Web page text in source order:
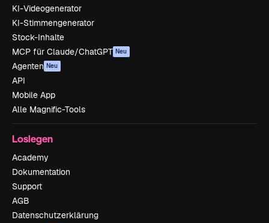
KI-Videogenerator
KI-Stimmengenerator
Stock-Inhalte
MCP für Claude/ChatGPT Neu
Agenten Neu
API
Mobile App
Alle Magnific-Tools
Loslegen
Academy
Dokumentation
Support
AGB
Datenschutzerklärung